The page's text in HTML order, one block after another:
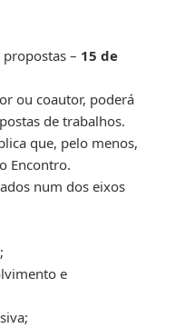
– 15 de
ou coautor, poderá
de trabalhos.
que, pelo menos,
Encontro.
num dos eixos
e